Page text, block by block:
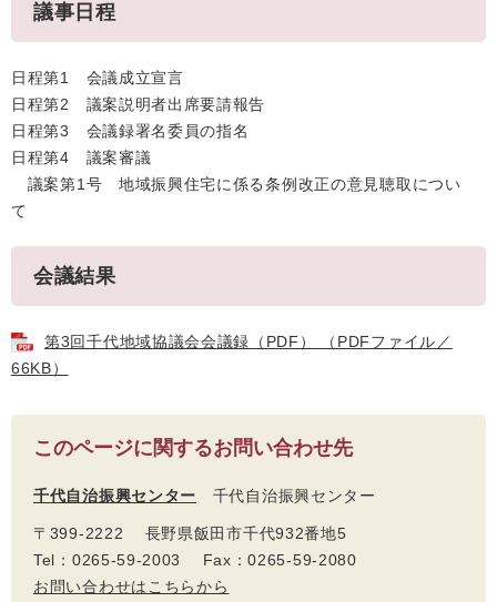
議事日程
日程第1 会議成立宣言
日程第2 議案説明者出席要請報告
日程第3 会議録署名委員の指名
日程第4 議案審議
議案第1号 地域振興住宅に係る条例改正の意見聴取につい
て
会議結果
第3回千代地域協議会会議録（PDF） （PDFファイル／
66KB）
このページに関するお問い合わせ先
千代自治振興センター 千代自治振興センター
〒399-2222 長野県飯田市千代932番地5
Tel：0265-59-2003 Fax：0265-59-2080
お問い合わせはこちらから